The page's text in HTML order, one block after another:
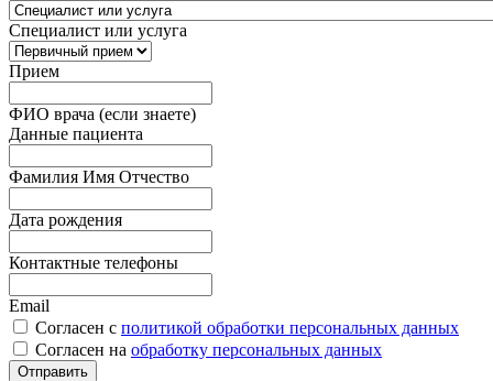
Специалист или услуга
Прием
ФИО врача (если знаете)
Данные пациента
Фамилия Имя Отчество
Дата рождения
Контактные телефоны
Email
Согласен с политикой обработки персональных данных
Согласен на обработку персональных данных